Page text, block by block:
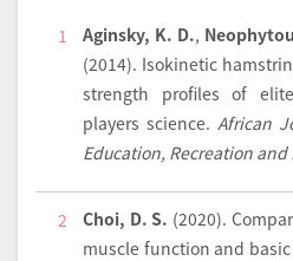
1 Aginsky, K. D.,
(2014). Isokinetic
strength profiles of
players science. African
Education, Recreation and
2 Choi, D. S. (2020).
muscle function and